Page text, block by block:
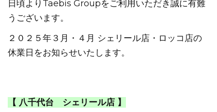
日頃よりTaebis Groupをご利用いただき誠に有難
うございます。
２０２５年３ 月・４月 シェリール店・ロッコ店の
休業日をお知らせいたします。
【 八千代台 シェリール店 】